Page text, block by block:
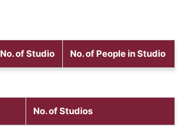
No. of Studio No. of People in Studio
No. of Studios